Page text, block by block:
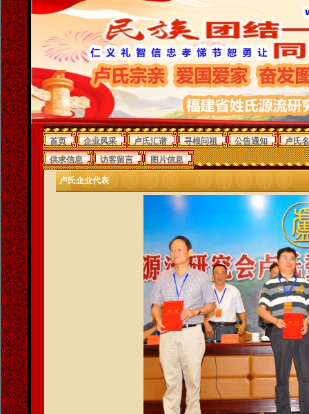
首页 企业风采 卢氏汇谱 寻根问祖 公告通知
卢氏
供求信息
访客留言 图片信息
卢氏企业代表